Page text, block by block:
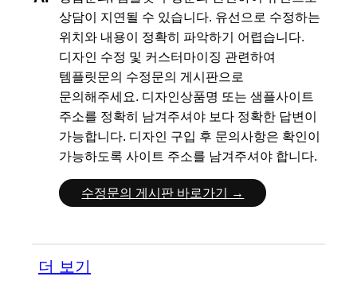
상담이 지연될 수 있습니다. 유선으로 수정하는
위치와 내용이 정확히 파악하기 어렵습니다.
디자인 수정 및 커스터마이징 관련하여
템플릿문의 수정문의 게시판으로
문의해주세요. 디자인상품명 또는 샘플사이트
주소를 정확히 남겨주셔야 보다 정확한 답변이
가능합니다. 디자인 구입 후 문의사항은 확인이
가능하도록 사이트 주소를 남겨주셔야 합니다.
수정문의 게시판 바로가기 →
더 보기